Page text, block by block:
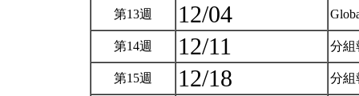
第13週 12/04
第14週 12/11 分
第15週 12/18 分